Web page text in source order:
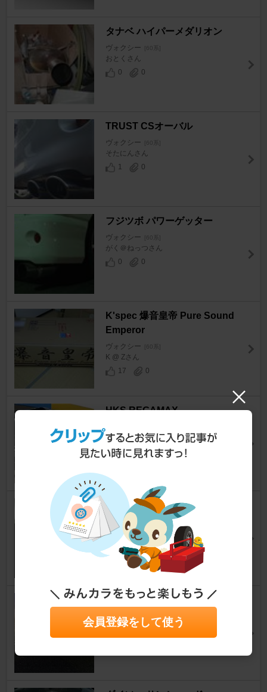
タナベ ハイパーメダリオン
ヴォクシー [60系]
おとくさん
0
0
TRUST CSオーバル
ヴォクシー [60系]
そたにんさん
1
0
フジツボ パワーゲッター
ヴォクシー [60系]
がく＠ねっつさん
0
0
K'spec 爆音皇帝 Pure Sound
Emperor
ヴォクシー [60系]
K @ Zさん
17
0
HKS REGAMAX
ヴォクシー
cockpitさん
13
0
FUJITSUBO モデリスタマフラ
ー
ヴォクシー [60系]
ぬま じゅんさん
0
GANADOR PASION
ヴォクシー [60系]
masa坊主さん
会員登録をして使う